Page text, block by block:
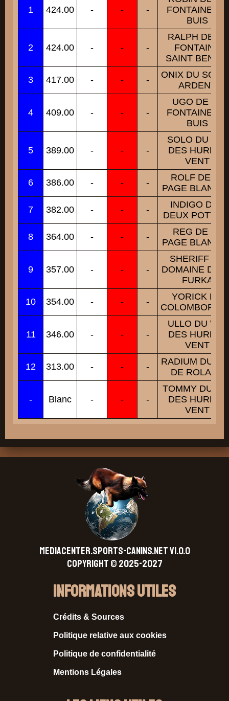
1 424.00 - - -
FONTAINE DU
BUIS
2 424.00 - - -
RALPH DE LA
FONTAINE
SAINT BENOIT
3 417.00 - - -
ONIX DU
ARDENT
4 409.00 - - -
UGO DE LA
FONTAINE DU
BUIS
5 389.00 - - -
SOLO DU VAL
DES HURLES
VENT
6 386.00 - - -
ROLF DE LA
PAGE
7 382.00 - - -
INDIGO DES
DEUX
8 364.00 - - -
REG DE LA
PAGE
9 357.00 - - -
SHERIFF DU
DOMAINE DE
FURKA
10 354.00 - - -
YORICK DU
11 346.00 - - -
ULLO DU VAL
DES HURLES
VENT
12 313.00 - - -
RADIUM DU
DE ROLAND
- Blanc - - -
TOMMY DU
DES HURLES
VENT
MEDIACENTER.SPORTS-CANINS.NET V1.0.0
Copyright © 2025-2027
Informations Utiles
Crédits & Sources
Politique relative aux cookies
Politique de confidentialité
Mentions Légales